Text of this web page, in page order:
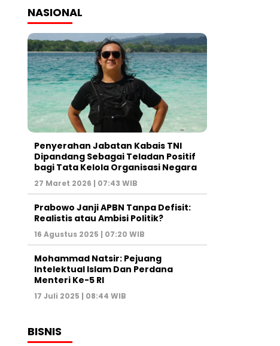
NASIONAL
Penyerahan Jabatan Kabais TNI
Dipandang Sebagai Teladan Positif
bagi Tata Kelola Organisasi Negara
27 Maret 2026 | 07:43 WIB
Prabowo Janji APBN Tanpa Defisit:
Realistis atau Ambisi Politik?
16 Agustus 2025 | 07:20 WIB
Mohammad Natsir: Pejuang
Intelektual Islam Dan Perdana
Menteri Ke-5 RI
17 Juli 2025 | 08:44 WIB
BISNIS